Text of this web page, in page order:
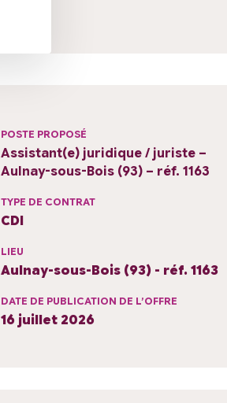
POSTE PROPOSÉ
Assistant(e) juridique / juriste –
Aulnay-sous-Bois (93) – réf. 1163
TYPE DE CONTRAT
CDI
LIEU
Aulnay-sous-Bois (93) - réf. 1163
DATE DE PUBLICATION DE L’OFFRE
16 juillet 2026